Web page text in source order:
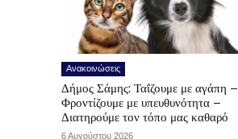
Ανακοινώσεις
Δήμος Σάμης: Ταΐζουμε με αγάπη –
Φροντίζουμε με υπευθυνότητα –
Διατηρούμε τον τόπο μας καθαρό
6 Αυγούστου 2026